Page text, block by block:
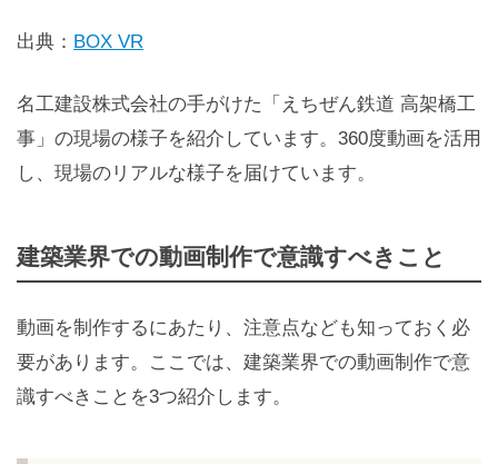
出典： BOX VR
名工建設株式会社の手がけた「えちぜん鉄道 高架橋工
事」の現場の様子を紹介しています。360度動画を活用
し、現場のリアルな様子を届けています。
建築業界での動画制作で意識すべきこと
動画を制作するにあたり、注意点なども知っておく必
要があります。ここでは、建築業界での動画制作で意
識すべきことを3つ紹介します。